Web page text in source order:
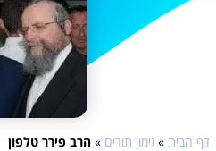
דף הבית » זימון תורים » הרב פירר טלפון